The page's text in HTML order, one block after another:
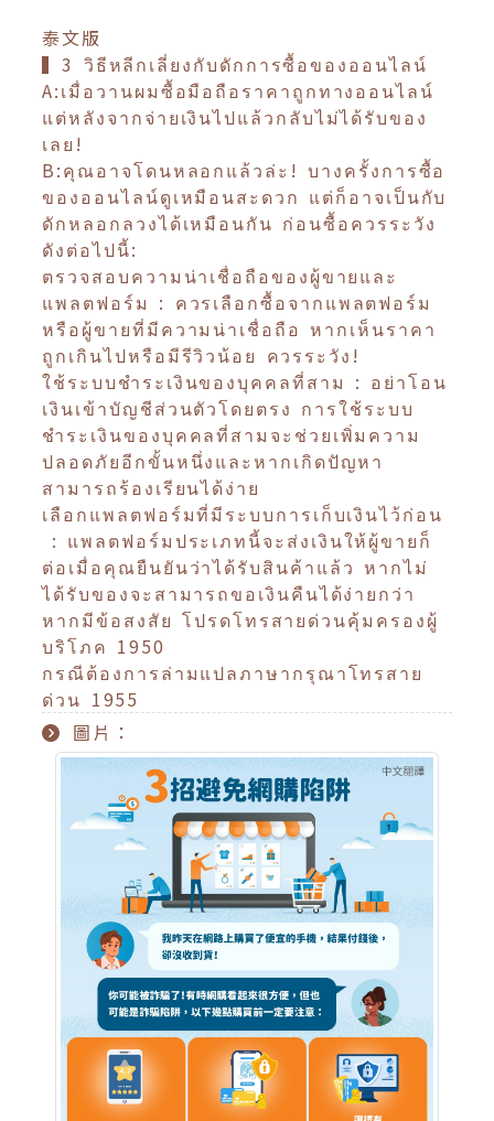
泰文版
▍3 วิธีหลีกเลี่ยงกับดักการซื้อของออนไลน์
A:เมื่อวานผมซื้อมือถือราคาถูกทางออนไลน์
แต่หลังจากจ่ายเงินไปแล้วกลับไม่ได้รับของ
เลย!
B:คุณอาจโดนหลอกแล้วล่ะ! บางครั้งการซื้อ
ของออนไลน์ดูเหมือนสะดวก แต่ก็อาจเป็นกับ
ดักหลอกลวงได้เหมือนกัน ก่อนซื้อควรระวัง
ดังต่อไปนี้:
ตรวจสอบความน่าเชื่อถือของผู้ขายและ
แพลตฟอร์ม : ควรเลือกซื้อจากแพลตฟอร์ม
หรือผู้ขายที่มีความน่าเชื่อถือ หากเห็นราคา
ถูกเกินไปหรือมีรีวิวน้อย ควรระวัง!
ใช้ระบบชำระเงินของบุคคลที่สาม : อย่าโอน
เงินเข้าบัญชีส่วนตัวโดยตรง การใช้ระบบ
ชำระเงินของบุคคลที่สามจะช่วยเพิ่มความ
ปลอดภัยอีกขั้นหนึ่งและหากเกิดปัญหา
สามารถร้องเรียนได้ง่าย
เลือกแพลตฟอร์มที่มีระบบการเก็บเงินไว้ก่อน
: แพลตฟอร์มประเภทนี้จะส่งเงินให้ผู้ขายก็
ต่อเมื่อคุณยืนยันว่าได้รับสินค้าแล้ว หากไม่
ได้รับของจะสามารถขอเงินคืนได้ง่ายกว่า
หากมีข้อสงสัย โปรดโทรสายด่วนคุ้มครองผู้
บริโภค 1950
กรณีต้องการล่ามแปลภาษากรุณาโทรสาย
ด่วน 1955
圖片：